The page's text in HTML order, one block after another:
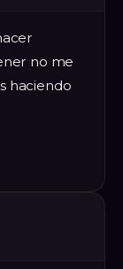
no me
haciendo